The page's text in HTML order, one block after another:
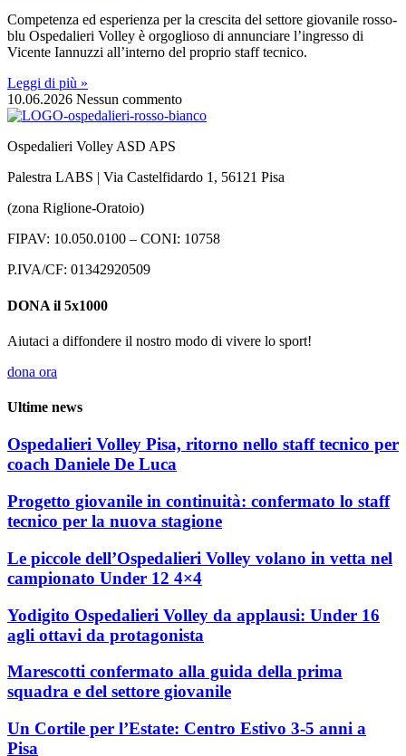
Competenza ed esperienza per la crescita del settore giovanile rosso-
blu Ospedalieri Volley è orgoglioso di annunciare l’ingresso di
Vicente Iannuzzi all’interno del proprio staff tecnico.
Leggi di più »
10.06.2026 Nessun commento
Ospedalieri Volley ASD APS
Palestra LABS | Via Castelfidardo 1, 56121 Pisa
(zona Riglione-Oratoio)
FIPAV: 10.050.0100 – CONI: 10758
P.IVA/CF: 01342920509
DONA il 5x1000
Aiutaci a diffondere il nostro modo di vivere lo sport!
dona ora
Ultime news
Ospedalieri Volley Pisa, ritorno nello staff tecnico per
coach Daniele De Luca
Progetto giovanile in continuità: confermato lo staff
tecnico per la nuova stagione
Le piccole dell’Ospedalieri Volley volano in vetta nel
campionato Under 12 4×4
Yodigito Ospedalieri Volley da applausi: Under 16
agli ottavi da protagonista
Marescotti confermato alla guida della prima
squadra e del settore giovanile
Un Cortile per l’Estate: Centro Estivo 3-5 anni a
Pisa